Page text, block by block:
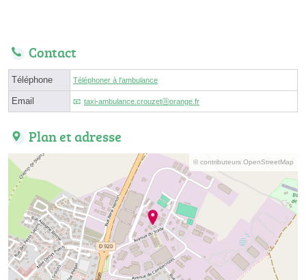
Contact
Téléphone Téléphoner à l'ambulance
Email taxi-ambulance.crouzetⓐorange.fr
Plan et adresse
© contributeurs OpenStreetMap